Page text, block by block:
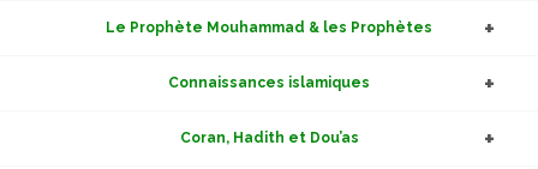
Le Prophète Mouhammad & les Prophètes
Connaissances islamiques
Coran, Hadith et Dou’as